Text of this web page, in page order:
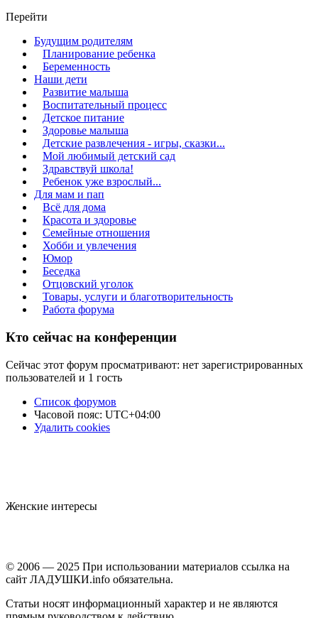
Перейти
Будущим родителям
Планирование ребенка
Беременность
Наши дети
Развитие малыша
Воспитательный процесс
Детское питание
Здоровье малыша
Детские развлечения - игры, сказки...
Мой любимый детский сад
Здравствуй школа!
Ребенок уже взрослый...
Для мам и пап
Всё для дома
Красота и здоровье
Семейные отношения
Хобби и увлечения
Юмор
Беседка
Отцовский уголок
Товары, услуги и благотворительность
Работа форума
Кто сейчас на конференции
Сейчас этот форум просматривают: нет зарегистрированных
пользователей и 1 гость
Список форумов
Часовой пояс: UTC+04:00
Удалить cookies
Женские интересы
© 2006 — 2025 При использовании материалов ссылка на
сайт ЛАДУШКИ.info обязательна.
Статьи носят информационный характер и не являются